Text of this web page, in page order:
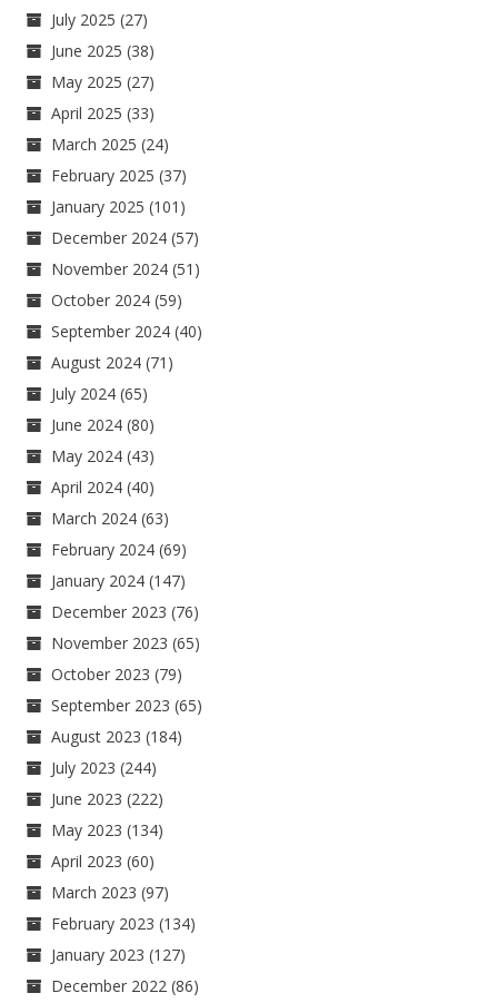
July 2025 (27)
June 2025 (38)
May 2025 (27)
April 2025 (33)
March 2025 (24)
February 2025 (37)
January 2025 (101)
December 2024 (57)
November 2024 (51)
October 2024 (59)
September 2024 (40)
August 2024 (71)
July 2024 (65)
June 2024 (80)
May 2024 (43)
April 2024 (40)
March 2024 (63)
February 2024 (69)
January 2024 (147)
December 2023 (76)
November 2023 (65)
October 2023 (79)
September 2023 (65)
August 2023 (184)
July 2023 (244)
June 2023 (222)
May 2023 (134)
April 2023 (60)
March 2023 (97)
February 2023 (134)
January 2023 (127)
December 2022 (86)